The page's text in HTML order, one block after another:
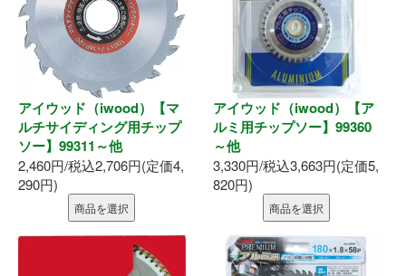
アイウッド（iwood）【マ
ルチサイディング用チップ
ソー】99311～他
2,460円/税込2,706円(定価4,
290円)
商品を選択
アイウッド（iwood）【ア
ルミ用チップソー】99360
～他
3,330円/税込3,663円(定価5,
820円)
商品を選択